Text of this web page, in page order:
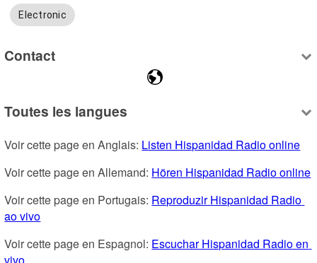
Electronic
Contact
Toutes les langues
Voir cette page en Anglais: Listen Hispanidad Radio online
Voir cette page en Allemand: Hören Hispanidad Radio online
Voir cette page en Portugais: Reproduzir Hispanidad Radio
ao vivo
Voir cette page en Espagnol: Escuchar Hispanidad Radio en